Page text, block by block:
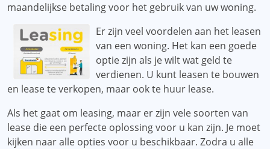
maandelijkse betaling voor het gebruik van uw woning.
Er zijn veel voordelen aan het leasen
van een woning. Het kan een goede
optie zijn als je wilt wat geld te
verdienen. U kunt leasen te bouwen
en lease te verkopen, maar ook te huur lease.
Als het gaat om leasing, maar er zijn vele soorten van
lease die een perfecte oplossing voor u kan zijn. Je moet
kijken naar alle opties voor u beschikbaar. Zodra u alle